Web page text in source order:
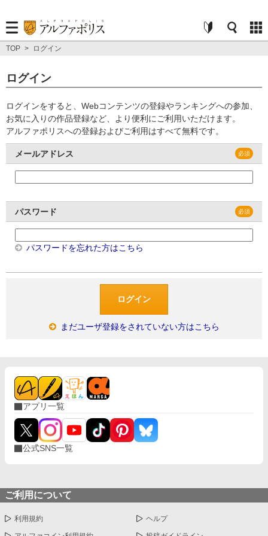
TOP > ログイン
ログイン
ログインをすると、Webコンテンツの登録やランキングへの参加、
お気に入りの作品登録など、より便利にご利用いただけます。
アルファポリスへの登録およびご利用はすべて無料です。
メールアドレス
パスワード
パスワードを忘れた方はこちら
まだユーザ登録をされていない方はこちら
アプリ一覧
公式SNS一覧
ご利用について
利用規約 ヘルプ